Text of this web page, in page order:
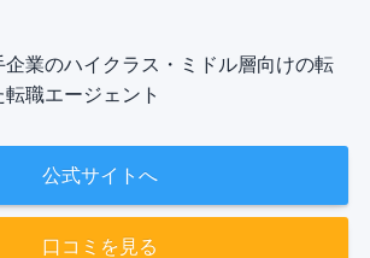
業のハイクラス・ミドル層向けの転
職エージェント
公式サイトへ
口コミを見る